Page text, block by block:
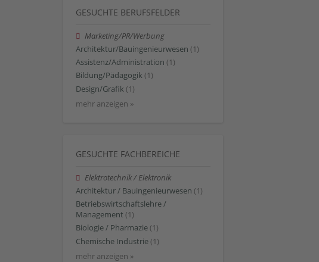
GESUCHTE BERUFSFELDER
Marketing/PR/Werbung
Architektur/Bauingenieurwesen (1)
Assistenz/Administration (1)
Bildung/Pädagogik (1)
Design/Grafik (1)
mehr anzeigen »
GESUCHTE FACHBEREICHE
Elektrotechnik / Elektronik
Architektur / Bauingenieurwesen (1)
Betriebswirtschaftslehre /
Management (1)
Biologie / Pharmazie (1)
Chemische Industrie (1)
mehr anzeigen »